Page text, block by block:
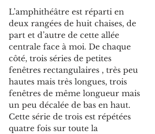
L’amphithéâtre est réparti en
deux rangées de huit chaises, de
part et d’autre de cette allée
centrale face à moi. De chaque
côté, trois séries de petites
fenêtres rectangulaires , très peu
hautes mais très longues, trois
fenêtres de même longueur mais
un peu décalée de bas en haut.
Cette série de trois est répétées
quatre fois sur toute la